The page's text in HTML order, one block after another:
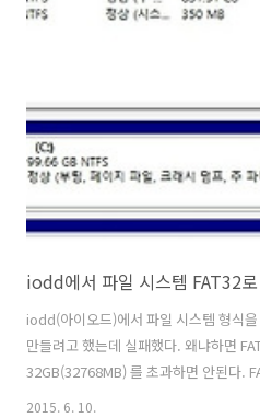
iodd에서 파일 시스템 FAT32
iodd(아이오드)에서 파일 시스템 형식
만들려고 했는데 실패했다. 왜냐하면
32GB(32768MB) 를 초과하면 안된다.
서 # mount 명령어를 이용하여 "바로"
2015. 6. 10.